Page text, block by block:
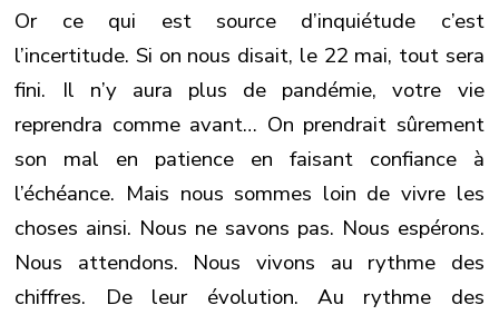
Or ce qui est source d’inquiétude c’est
l’incertitude. Si on nous disait, le 22 mai, tout sera
fini. Il n’y aura plus de pandémie, votre vie
reprendra comme avant… On prendrait sûrement
son mal en patience en faisant confiance à
l’échéance. Mais nous sommes loin de vivre les
choses ainsi. Nous ne savons pas. Nous espérons.
Nous attendons. Nous vivons au rythme des
chiffres. De leur évolution. Au rythme des